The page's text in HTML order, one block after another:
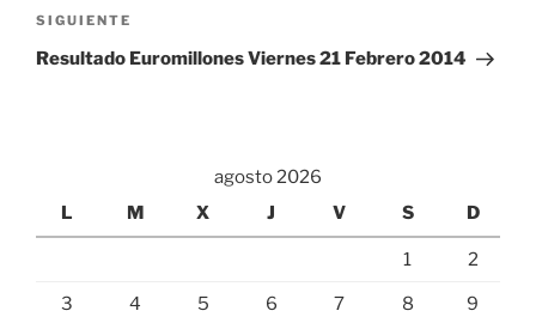
Siguiente
entrada
SIGUIENTE
Resultado Euromillones Viernes 21 Febrero 2014
agosto 2026
L
M X J V S D
1 2
3 4 5 6 7 8 9